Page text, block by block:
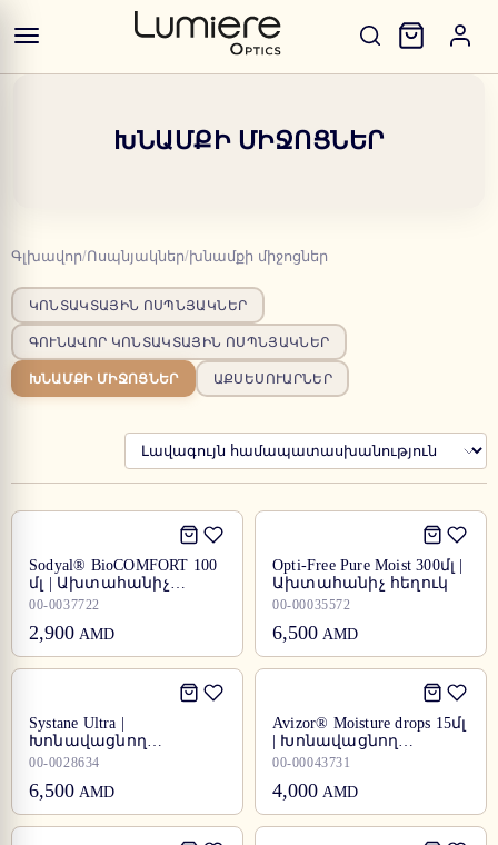
ԽՆԱՄՔԻ ՄԻՋՈՑՆԵՐ
Գլխավոր/Ոսպնյակներ/խնամքի միջոցներ
ԿՈՆՏԱԿՏԱՅԻՆ ՈՍՊՆՅԱԿՆԵՐ
ԳՈՒՆԱՎՈՐ ԿՈՆՏԱԿՏԱՅԻՆ ՈՍՊՆՅԱԿՆԵՐ
ԽՆԱՄՔԻ ՄԻՋՈՑՆԵՐ ԱՔՍԵՍՈՒԱՐՆԵՐ
Sodyal® BioCOMFORT 100
մլ | Ախտահանիչ
հեղուկ
00-0037722
2,900 AMD
Opti-Free Pure Moist 300մլ |
Ախտահանիչ հեղուկ
00-00035572
6,500 AMD
Systane Ultra |
Խոնավացնող
կաթիլներ
00-0028634
6,500 AMD
Avizor® Moisture drops 15մլ
| Խոնավացնող
կաթիլներ
00-00043731
4,000 AMD